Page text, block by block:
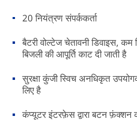
20 नियंत्रण संपर्ककर्ता
बैटरी वोल्टेज चेतावनी डिवाइस, कम
बिजली की आपूर्ति काट दी जाती है
सुरक्षा कुंजी स्विच अनधिकृत
लिए है
कंप्यूटर इंटरफ़ेस द्वारा बटन फ़ंक्शन